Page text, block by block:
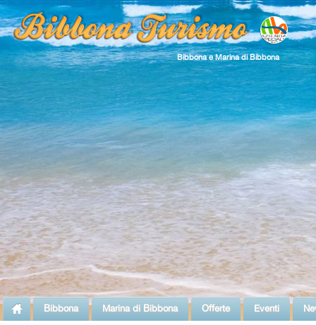
Bibbona e Marina di Bibbona
Bibbona Marina di Bibbona Offerte Eventi